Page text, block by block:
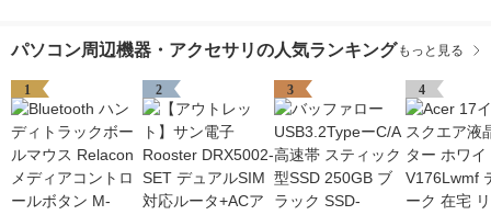
パソコン周辺機器・アクセサリの人気ランキング もっと見る
1 2 3 4